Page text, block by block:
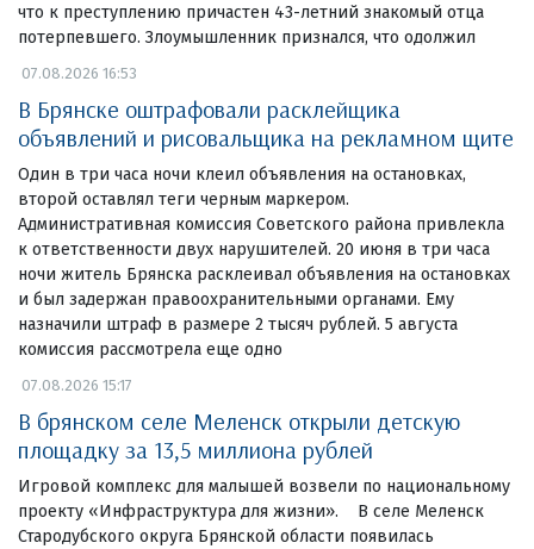
что к преступлению причастен 43-летний знакомый отца
потерпевшего. Злоумышленник признался, что одолжил
07.08.2026 16:53
В Брянске оштрафовали расклейщика
объявлений и рисовальщика на рекламном щите
Один в три часа ночи клеил объявления на остановках,
второй оставлял теги черным маркером.
Административная комиссия Советского района привлекла
к ответственности двух нарушителей. 20 июня в три часа
ночи житель Брянска расклеивал объявления на остановках
и был задержан правоохранительными органами. Ему
назначили штраф в размере 2 тысяч рублей. 5 августа
комиссия рассмотрела еще одно
07.08.2026 15:17
В брянском селе Меленск открыли детскую
площадку за 13,5 миллиона рублей
Игровой комплекс для малышей возвели по национальному
проекту «Инфраструктура для жизни». В селе Меленск
Стародубского округа Брянской области появилась